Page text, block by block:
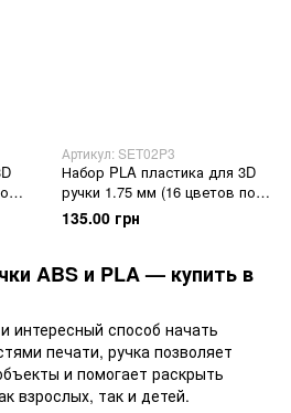
5
Артикул: SET02P3
Набор PLA пластика для 3D
ручки 1.75 мм (16 цветов по 5
м)
135.00 грн
ABS и PLA — купить в
интересный способ начать
печати, ручка позволяет
и помогает раскрыть
взрослых, так и детей.